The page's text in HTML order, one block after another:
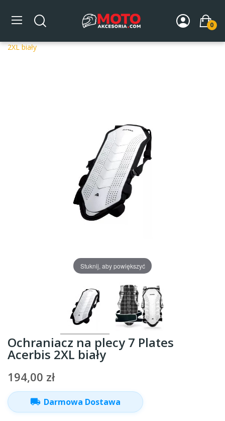
0
Strona główna DLA MOTOCYKLISTY
Ochraniacze
2XL biały
Stuknij, aby powiększyć
Ochraniacz na plecy 7 Plates
Acerbis 2XL biały
194,00 zł
local_shipping Darmowa Dostawa